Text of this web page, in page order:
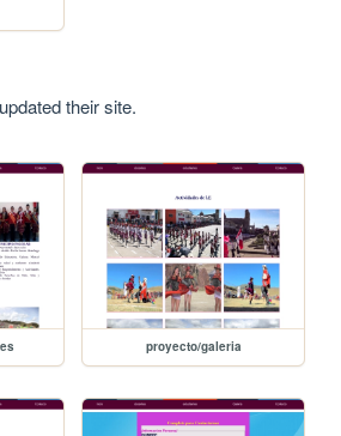
their site.
proyecto/galeria